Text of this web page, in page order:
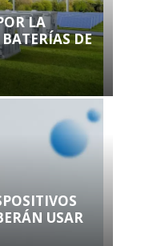
LA
DE
USAR